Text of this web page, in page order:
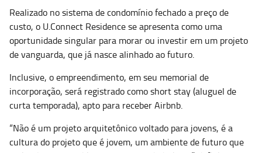
Realizado no sistema de condomínio fechado a preço de
custo, o U.Connect Residence se apresenta como uma
oportunidade singular para morar ou investir em um projeto
de vanguarda, que já nasce alinhado ao futuro.
Inclusive, o empreendimento, em seu memorial de
incorporação, será registrado como short stay (aluguel de
curta temporada), apto para receber Airbnb.
“Não é um projeto arquitetônico voltado para jovens, é a
cultura do projeto que é jovem, um ambiente de futuro que